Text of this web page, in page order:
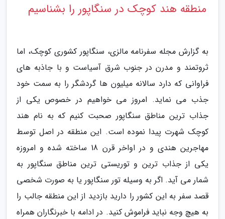
منطقه هند کوچک در سنگاپور را بشناسیم
به گزارش مجله سفرنامه مالزی، سنگاپور کشوری کوچک، اما
ثروتمند و مدرن در جنوب شرق آسیاست و با جاذبه های
فراوانی که دارد سالانه میلیون ها گردشگر را به سمت خود
جذب می نماید. امروز می خواهیم در خصوص یکی از
جذاب ترین مناطق سنگاپور صحبت کنیم که به نام هند
کوچک شهرت پیدا نموده است. این منطقه در اصل توسط
مهاجرین هندی و در اواخر قرن 18 ساخته شده و امروزه
یکی از جذاب ترین و توریستی ترین مناطق سنگاپور به
شمار می آید. اگر به وسیله تور سنگاپور یا به صورت شخصی
قصد سفر به این کشور را دارید بازدید از این منطقه جالب را
به هیچ وجه نباید فراموش کنید. در ادامه با خبرنگاران همراه